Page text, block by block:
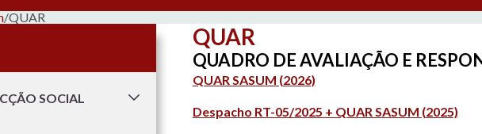
/QUAR
SOCIAL
QUAR
QUADRO DE AVALIAÇÃO E
QUAR SASUM (2026)
Despacho RT-05/2025 + QUAR SASUM (2025)